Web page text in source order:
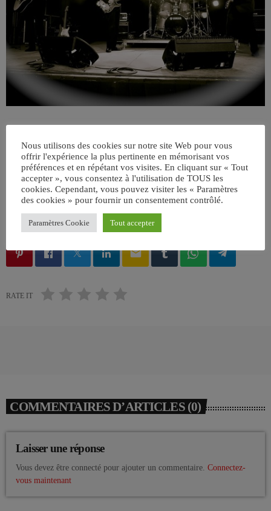
email
RATE IT
COMMENTAIRES D’ARTICLES (0)
Laisser une réponse
Vous devez être connecté pour ajouter un commentaire. Connectez-
vous maintenant
Nous utilisons des cookies sur notre site Web pour vous
offrir l'expérience la plus pertinente en mémorisant vos
préférences et en répétant vos visites. En cliquant sur « Tout
accepter », vous consentez à l'utilisation de TOUS les
cookies. Cependant, vous pouvez visiter les « Paramètres
des cookies » pour fournir un consentement contrôlé.
Paramètres Cookie Tout accepter